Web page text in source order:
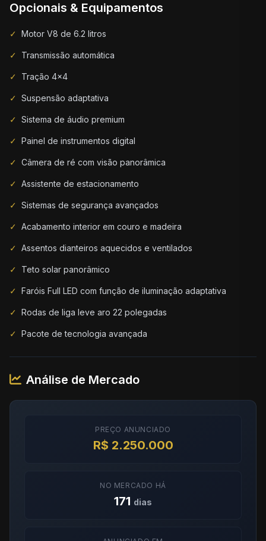
Opcionais & Equipamentos
✓ Motor V8 de 6.2 litros
✓ Transmissão automática
✓ Tração 4x4
✓ Suspensão adaptativa
✓ Sistema de áudio premium
✓ Painel de instrumentos digital
✓ Câmera de ré com visão panorâmica
✓ Assistente de estacionamento
✓ Sistemas de segurança avançados
✓ Acabamento interior em couro e madeira
✓ Assentos dianteiros aquecidos e ventilados
✓ Teto solar panorâmico
✓ Faróis Full LED com função de iluminação adaptativa
✓ Rodas de liga leve aro 22 polegadas
✓ Pacote de tecnologia avançada
Análise de Mercado
PREÇO ANUNCIADO
R$ 2.250.000
NO MERCADO HÁ
171 dias